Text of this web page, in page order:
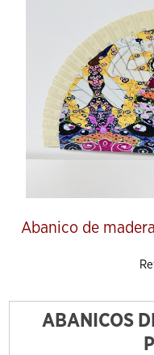
Abanico de
ABANICOS